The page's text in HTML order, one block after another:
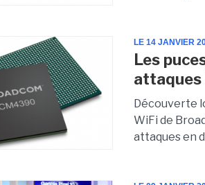
LE 14 JANVIER
Les
attaques
Découverte
WiFi de
attaques en